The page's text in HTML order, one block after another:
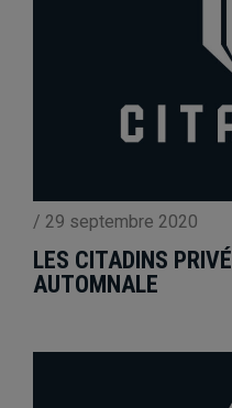
/ 29 septembre 2020
LES CITADINS
AUTOMNALE